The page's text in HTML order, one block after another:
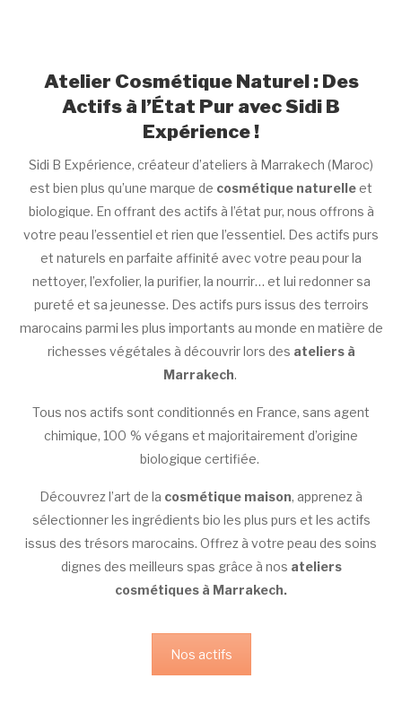
Atelier Cosmétique Naturel : Des
Actifs à l’État Pur avec Sidi B
Expérience !
Sidi B Expérience, créateurd’ateliers à Marrakech (Maroc)
est bien plus qu’une marque de cosmétique naturelle et
biologique. En offrant des actifs à l’état pur, nous offrons à
votre peau l’essentiel et rien que l’essentiel. Des actifs purs
et naturels en parfaite affinité avec votre peau pour la
nettoyer, l’exfolier, la purifier, la nourrir… et lui redonner sa
pureté et sa jeunesse. Des actifs purs issus des terroirs
marocains parmi les plus importants au monde en matière de
richesses végétales à découvrir lors des ateliers à
Marrakech.
Tous nos actifs sont conditionnés en France, sans agent
chimique, 100 % végans et majoritairement d’origine
biologique certifiée.
Découvrez l’art de la cosmétique maison, apprenez à
sélectionner les ingrédients bio les plus purs et les actifs
issus des trésors marocains. Offrez à votre peau des soins
dignes des meilleurs spas grâce à nos ateliers
cosmétiques à Marrakech.
Nos actifs